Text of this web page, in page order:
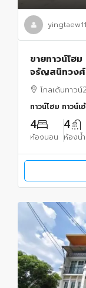
yingtaew11
ขายทาวน์โฮ
จรัญสนิทวงศ์
โครงการ เข้
โกลเด้นทาว
ทาวน์โฮม ทาวน์เ
4
ห้องนอน
4
ห้องน้ำ